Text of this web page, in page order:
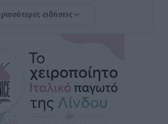
του Νίκου Λαζίδη
ειδήσεις